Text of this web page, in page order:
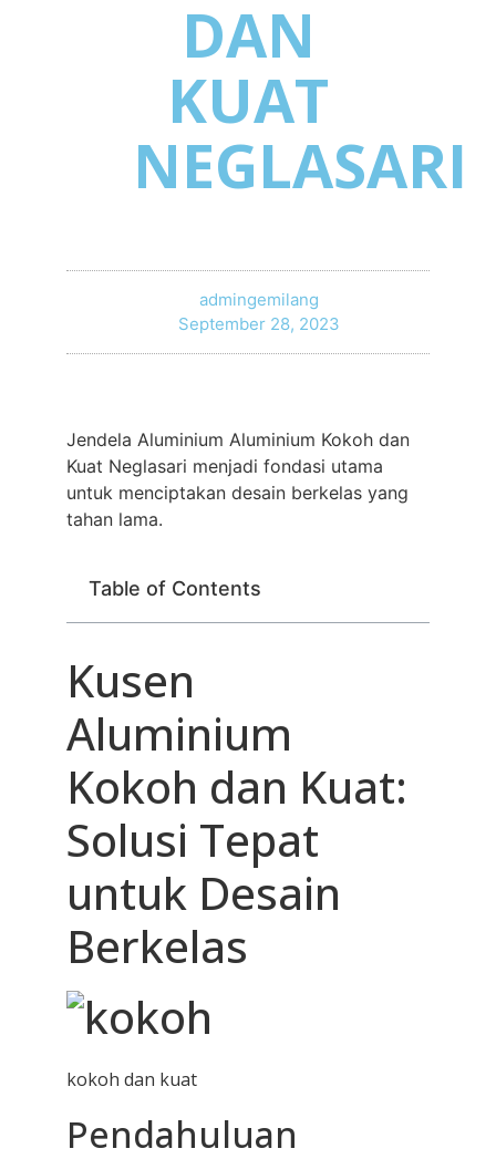
DAN
KUAT
NEGLASARI
admingemilang
September 28, 2023
Jendela Aluminium Aluminium Kokoh dan
Kuat Neglasari menjadi fondasi utama
untuk menciptakan desain berkelas yang
tahan lama.
Table of Contents
Kusen
Aluminium
Kokoh dan Kuat:
Solusi Tepat
untuk Desain
Berkelas
kokoh dan kuat
Pendahuluan